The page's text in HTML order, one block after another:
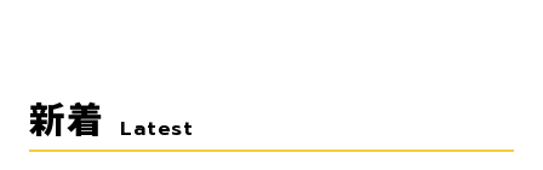
新着 Latest